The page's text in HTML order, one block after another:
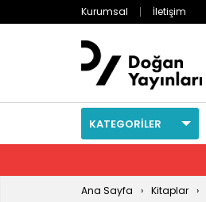
Kurumsal İletişim
KATEGORİLER
Ana Sayfa Kitaplar